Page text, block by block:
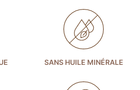
SANS HUILE MINÉRALE